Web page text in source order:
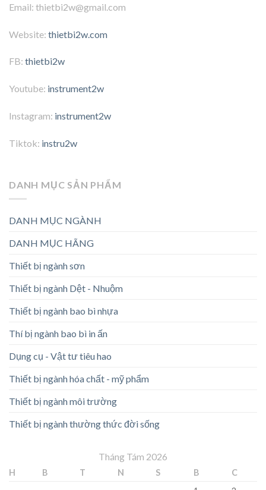
Email: thietbi2w@gmail.com
Website: thietbi2w.com
FB: thietbi2w
Youtube: instrument2w
Instagram: instrument2w
Tiktok: instru2w
DANH MỤC SẢN PHẨM
DANH MỤC NGÀNH
DANH MỤC HÃNG
Thiết bị ngành sơn
Thiết bị ngành Dệt - Nhuộm
Thiết bị ngành bao bì nhựa
Thí bị ngành bao bì in ấn
Dụng cụ - Vật tư tiêu hao
Thiết bị ngành hóa chất - mỹ phẩm
Thiết bị ngành môi trường
Thiết bị ngành thường thức đời sống
Tháng Tám 2026
H B T N S B
C